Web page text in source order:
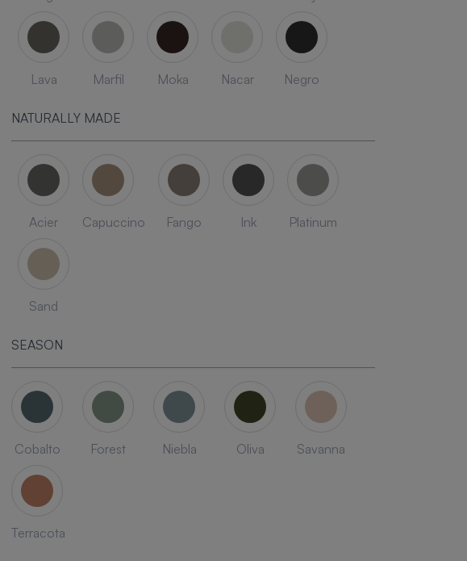
Lava Marfil Moka Nacar Negro
NATURALLY MADE
Acier Capuccino Fango Ink Platinum
Sand
SEASON
Cobalto Forest Niebla Oliva Savanna
Terracota